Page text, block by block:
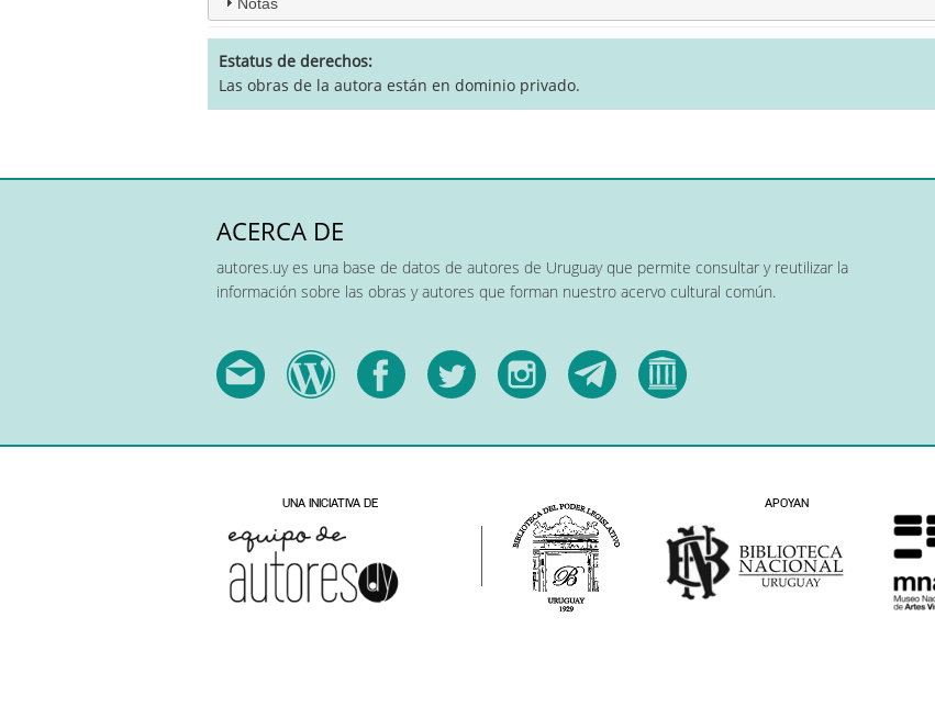
Estatus de derechos
Las obras de la autora están en dominio privado.
ACERCA DE
autores.uy es una base de datos de autores de Uruguay que permite consultar y reutilizar la
información sobre las obras y autores que forman nuestro acervo cultural común.